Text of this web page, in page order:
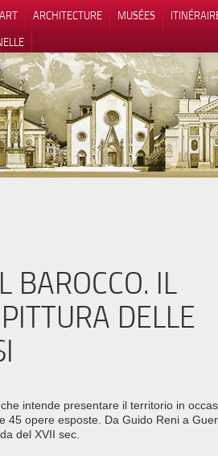
ART ARCHITECTURE MUSÉES
BAROCCO. IL
DELLE
intende presentare il territorio in
45 opere esposte. Da Guido Reni a
del XVII sec.